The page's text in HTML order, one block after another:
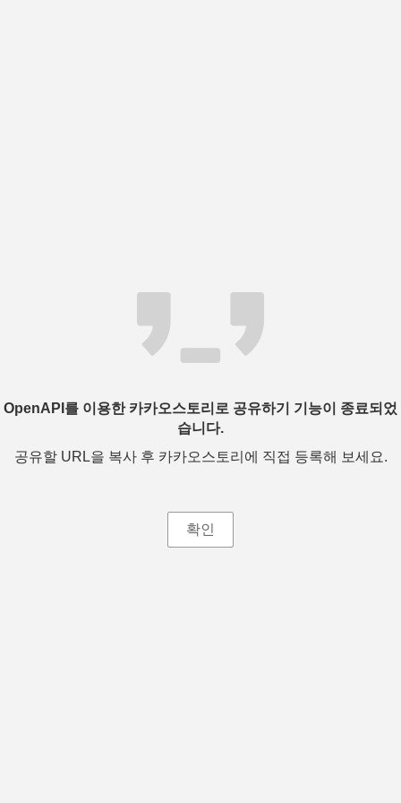
OpenAPI를 이용한 카카오스토리로 공유하기 기능이 종료되었
습니다.
공유할 URL을 복사 후 카카오스토리에 직접 등록해 보세요.
확인